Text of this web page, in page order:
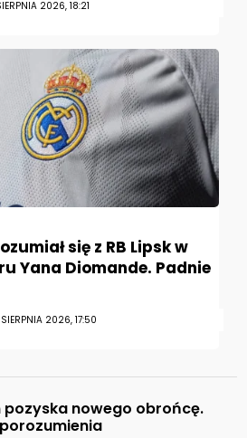
2026, 18:21
się z RB Lipsk w
Yana Diomande. Padnie
2026, 17:50
nowego obrońcę.